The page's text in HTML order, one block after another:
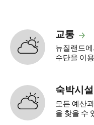
교통
뉴질랜드
수단을 이
숙박시설
모든 예산
을 찾을 수